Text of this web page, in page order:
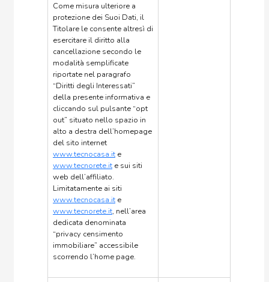
Come misura ulteriore a
protezione dei Suoi Dati, il
Titolare le consente altresì di
esercitare il diritto alla
cancellazione secondo le
modalità semplificate
riportate nel paragrafo
“Diritti degli Interessati”
della presente informativa e
cliccando sul pulsante “opt
out” situato nello spazio in
alto a destra dell’homepage
del sito internet
www.tecnocasa.ite
www.tecnorete.ite sui siti
web dell’affiliato.
Limitatamente ai siti
www.tecnocasa.ite
www.tecnorete.it, nell’area
dedicata denominata
“privacy censimento
immobiliare” accessibile
scorrendo l’home page.